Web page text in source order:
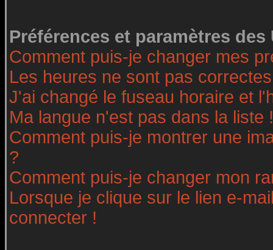
Préférences et paramètres
Comment puis-je changer mes
Les heures ne sont pas
J'ai changé le fuseau horaire et
Ma langue n'est pas dans la liste !
Comment puis-je montrer une
?
Comment puis-je changer mon
Lorsque je clique sur le lien e-
connecter !